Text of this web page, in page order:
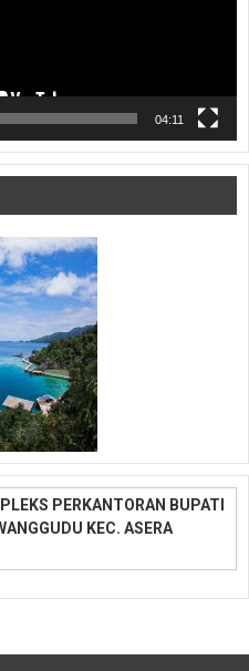
04:11
PERKANTORAN BUPATI
KEC. ASERA